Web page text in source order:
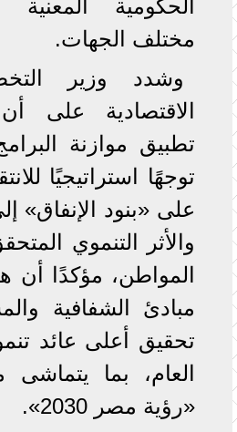
الحكومية
مختلف الجهات.
وشدد وزير
الاقتصادية على
تطبيق موازنة
توجهًا استراتيجيًا
على «بنود الإنفاق»
والأثر التنموي
المواطن، مؤكدًا أن
مبادئ الشفافية
تحقيق أعلى عائد
العام، بما
«رؤية مصر 2030».